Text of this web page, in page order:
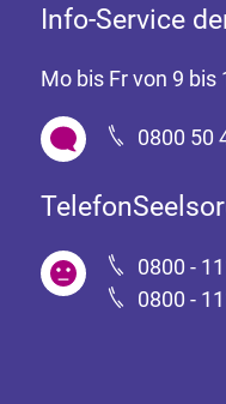
Info-Service
Mo bis Fr von 9
0800 50
0800 -
0800 -